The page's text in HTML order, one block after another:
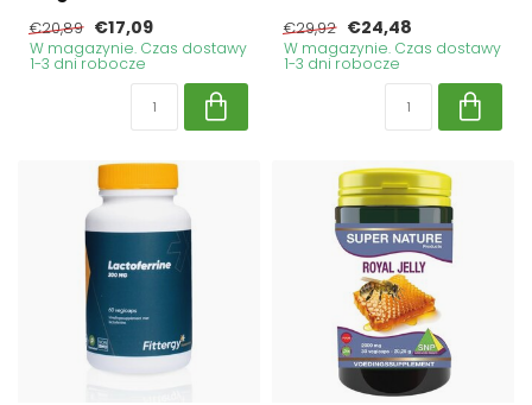
€20,89 €17,09
W magazynie. Czas dostawy
1-3 dni robocze
€29,92 €24,48
W magazynie. Czas dostawy
1-3 dni robocze